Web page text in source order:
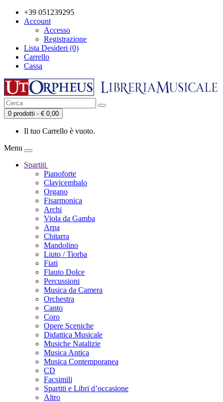
+39 051239295
Account
Accesso
Registrazione
Lista Desideri (0)
Carrello
Cassa
0 prodotti - € 0,00
Il tuo Carrello è vuoto.
Menu
Spartiti
Pianoforte
Clavicembalo
Organo
Fisarmonica
Archi
Viola da Gamba
Arpa
Chitarra
Mandolino
Liuto / Tiorba
Fiati
Flauto Dolce
Percussioni
Musica da Camera
Orchestra
Canto
Coro
Opere Sceniche
Didattica Musicale
Musiche Natalizie
Musica Antica
Musica Contemporanea
CD
Facsimili
Spartiti e Libri d’occasione
Altro